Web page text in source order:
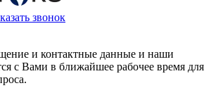
звонок
и контактные данные и наши
с Вами в ближайшее рабочее время для